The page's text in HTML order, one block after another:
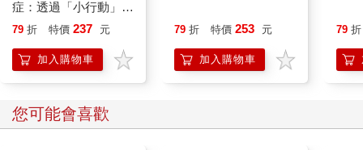
症：透過「小行動」打
開大腦的行動開關，懶
的37個科學方法
79 折 特價 237 元
加入購物車
79 折 特價 253 元
加入購物車
79 折
您可能會喜歡